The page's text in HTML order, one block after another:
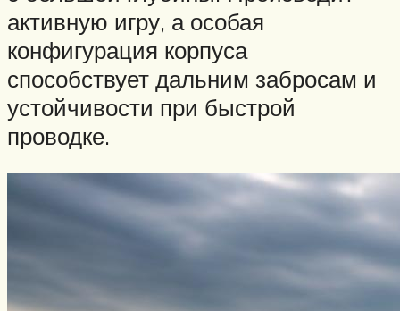
активную игру, а особая
конфигурация корпуса
способствует дальним забросам и
устойчивости при быстрой
проводке.